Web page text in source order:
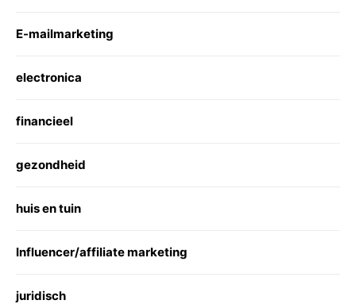
E-mailmarketing
electronica
financieel
gezondheid
huis en tuin
Influencer/affiliate marketing
juridisch